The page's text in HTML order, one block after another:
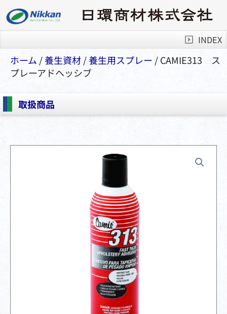
INDEX
ホーム /養生資材/養⽣⽤スプレー / CAMIE313 ス
プレーアドヘッシブ
取扱商品